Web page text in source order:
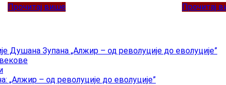
Прочитај више
Прочитај
Душана Зупана „Алжир – од револуције до еволуције”
„Алжир – од револуције до еволуције”